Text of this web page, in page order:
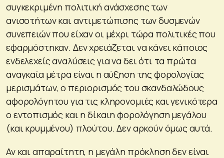
συγκεκριμένη πολιτική ανάσχεσης των
ανισοτήτων και αντιμετώπισης των δυσμενών
συνεπειών που είχαν οι μέχρι τώρα πολιτικές που
εφαρμόστηκαν. Δεν χρειάζεται να κάνει κάποιος
ενδελεχείς αναλύσεις για να δει ότι τα πρώτα
αναγκαία μέτρα είναι η αύξηση της φορολογίας
μερισμάτων, ο περιορισμός του σκανδαλώδους
αφορολόγητου για τις κληρονομιές και γενικότερα
ο εντοπισμός και η δίκαιη φορολόγηση μεγάλου
(και κρυμμένου) πλούτου. Δεν αρκούν όμως αυτά.
Αν και απαραίτητη, η μεγάλη πρόκληση δεν είναι